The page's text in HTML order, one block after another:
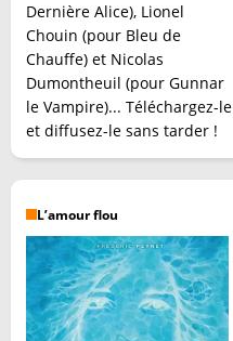
Dernière Alice), Lionel
Chouin (pour Bleu de
Chauffe) et Nicolas
Dumontheuil (pour Gunnar
le Vampire)... Téléchargez-le
et diffusez-le sans tarder !
L’amour flou